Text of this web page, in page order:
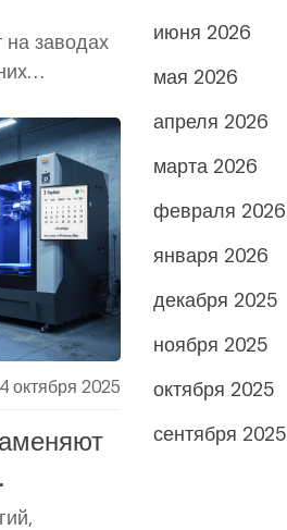
заводах
октября 2025
июня 2026
мая 2026
апреля 2026
марта 2026
февраля 2026
января 2026
декабря 2025
ноября 2025
октября 2025
сентября 2025